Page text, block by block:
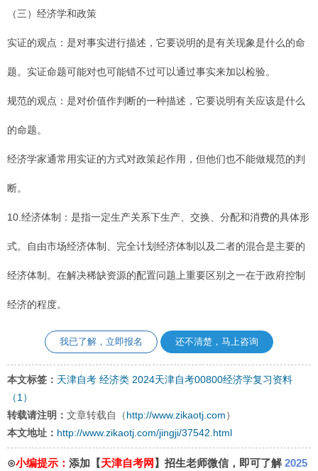
（三）经济学和政策
实证的观点：是对事实进行描述，它要说明的是有关现象是什么的命
题。实证命题可能对也可能错不过可以通过事实来加以检验。
规范的观点：是对价值作判断的一种描述，它要说明有关应该是什么
的命题。
经济学家通常用实证的方式对政策起作用，但他们也不能做规范的判
断。
10.经济体制：是指一定生产关系下生产、交换、分配和消费的具体形
式。自由市场经济体制、完全计划经济体制以及二者的混合是主要的
经济体制。在解决稀缺资源的配置问题上重要区别之一在于政府控制
经济的程度。
我已了解，立即报名 还不清楚，马上咨询
本文标签： 天津自考 经济类 2024天津自考00800经济学复习资料
（1）
转载请注明： 文章转载自（ http://www.zikaotj.com ）
本文地址： http://www.zikaotj.com/jingji/37542.html
⊙小编提示： 添加【天津自考网 】招生老师微信，即可了解2025